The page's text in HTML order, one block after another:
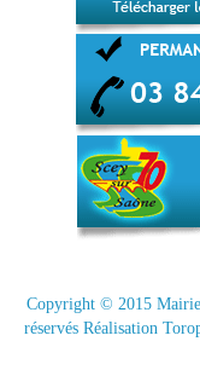
Copyright © 2015
réservés Réalisation